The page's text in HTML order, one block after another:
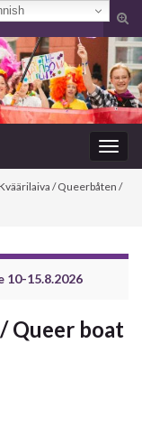
/ Queerbåten /
10-15.8.2026
Queer boat